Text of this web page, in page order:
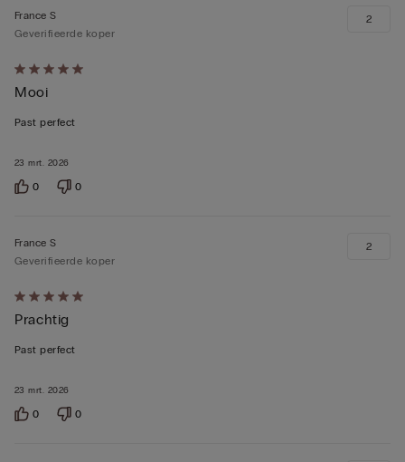
5
op
5
23 mrt. 2026
France S
Geverifieerde koper
Mooi
Past perfect
2
0 0
5
op
5
23 mrt. 2026
France S
Geverifieerde koper
Prachtig
Past perfect
2
0 0